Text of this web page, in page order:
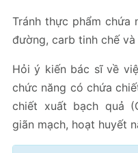
Tránh thực phẩm chứa
đường, carb tinh chế và
Hỏi ý kiến bác sĩ về
chức năng có chứa
chiết xuất bạch quả
giãn mạch, hoạt huyết